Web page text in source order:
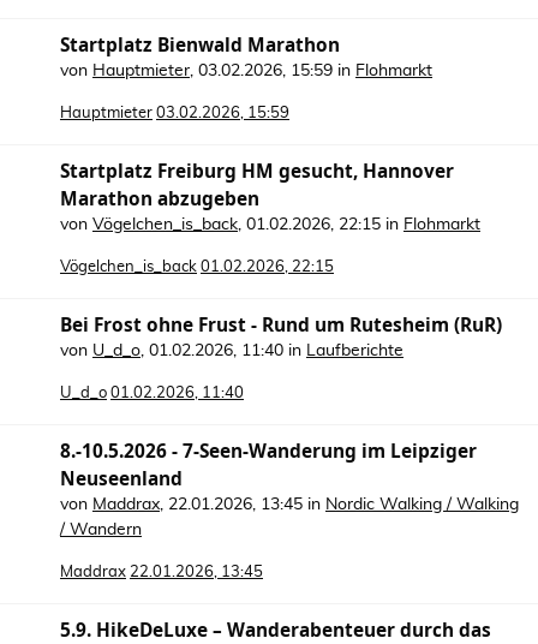
Startplatz Bienwald Marathon
von Hauptmieter, 03.02.2026, 15:59 in Flohmarkt
Hauptmieter 03.02.2026, 15:59
Startplatz Freiburg HM gesucht, Hannover
Marathon abzugeben
von Vögelchen_is_back, 01.02.2026, 22:15 in Flohmarkt
Vögelchen_is_back 01.02.2026, 22:15
Bei Frost ohne Frust - Rund um Rutesheim (RuR)
von U_d_o, 01.02.2026, 11:40 in Laufberichte
U_d_o 01.02.2026, 11:40
8.-10.5.2026 - 7-Seen-Wanderung im Leipziger
Neuseenland
von Maddrax, 22.01.2026, 13:45 in Nordic Walking / Walking
/ Wandern
Maddrax 22.01.2026, 13:45
5.9. HikeDeLuxe – Wanderabenteuer durch das